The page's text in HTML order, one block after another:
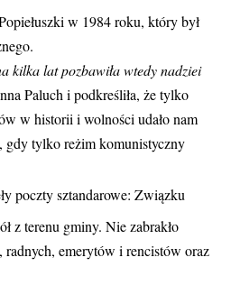
w 1984 roku, który był
kilka lat pozbawiła wtedy nadziei
Paluch i podkreśliła, że tylko
w historii i wolności udało nam
gdy tylko reżim komunistyczny
poczty sztandarowe: Związku
z terenu gminy. Nie zabrakło
emerytów i rencistów oraz